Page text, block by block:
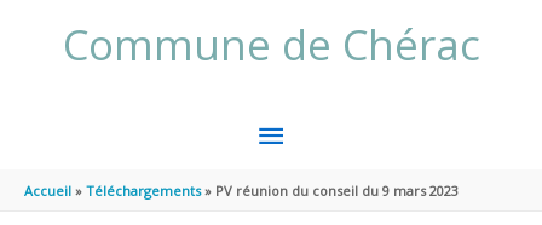
Commune de Chérac
MENU
PRINCIPAL
Accueil Téléchargements PV réunion du conseil du 9 mars 2023